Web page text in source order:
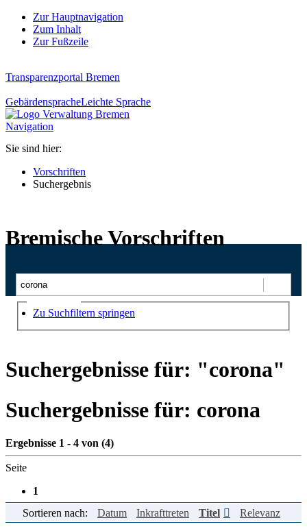
Zur Hauptnavigation
Zum Inhalt
Zur Fußzeile
Transparenzportal Bremen
GebärdenspracheLeichte Sprache
Navigation
Sie sind hier:
Vorschriften
Suchergebnis
Bremische Vorschriften
Suchen
Zu Suchfiltern springen
Suchergebnisse für: "corona"
Suchergebnisse für: corona
Ergebnisse 1 - 4 von (4)
Seite
1
Einträge pro Seite
Sortieren nach: Datum Inkrafttreten Titel Relevanz